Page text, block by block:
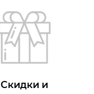
Скидки и